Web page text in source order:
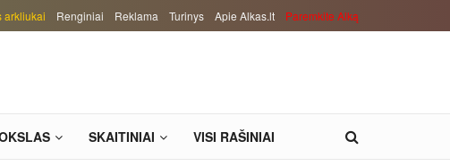
arkliukai Renginiai Reklama Turinys Apie Alkas.lt Paremkite Alką
SKAITINIAI VISI RAŠINIAI